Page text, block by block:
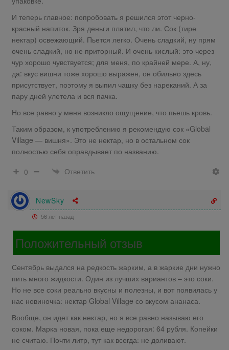
И теперь главное: попробовать я решился этот черно-
красный напиток. Зря деньги платил, что ли. Сок (тире
нектар) освежающий. Пьется легко. Очень сладкий, ну прям
очень сладкий, но не приторный. И очень кислый: это через
чур хорошо чувствуется; для меня, по крайней мере. А, ну,
да: вкус вишни тоже хорошо выражен, он обильно здесь
присутствует, поэтому я выпил чашку без нареканий. А за
пару дней улетела и вся пачка.
Но все равно у меня возникло ощущение, что пьешь кровь.
Таким образом, к употреблению я рекомендую сок «Global
Village — вишня». Это не нектар, но в остальном сок
полностью себя оправдывает по названию.
0
Ответить
NewSky
56 лет назад
Положительный отзыв
Сентябрь выдался на редкость жарким, а в жаркие дни нужно
пить много жидкости. Один из лучших вариантов – это соки.
Но не все соки реально вкусны и полезны, и вот появилась у
нас новиночка: нектар Global Village со вкусом ананаса.
Вообще, он идет как нектар, но я все равно называю его
соком. Марка новая, пока еще недорогая: 64 рубля. Копейки
не считаю. Почти литр, тут как всегда: не доливают.